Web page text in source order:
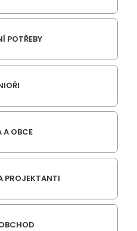
POTŘEBY
A OBCE
PROJEKTANTI